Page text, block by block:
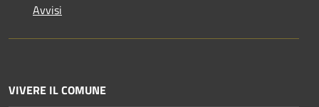
Avvisi
VIVERE IL COMUNE